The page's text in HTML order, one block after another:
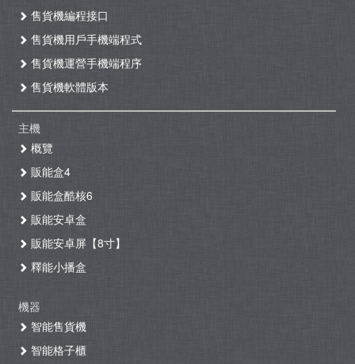
售貨機編程接口
售貨機用戶手機端程式
售貨機運營手機端程序
售貨機軟體版本
主機
概覽
販能盒4
販能盒酷核6
販能安卓盒
販能安卓屏【8寸】
釋能小播盒
機器
智能售貨機
智能格子櫃